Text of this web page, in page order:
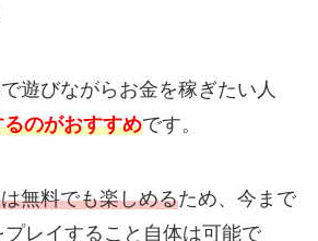
遊びながらお金を稼ぎたい人
のがおすすめです。
無料でも楽しめるため、今まで
レイすること自体は可能で